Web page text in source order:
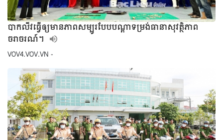
បាកលីវធ្វើឲ្យមានភាពសម្បូរបែបបណ្ដាទម្រង់ធានាសុវត្ថិភាព
ចរាចរណ៍។
VOV4.VOV.VN -